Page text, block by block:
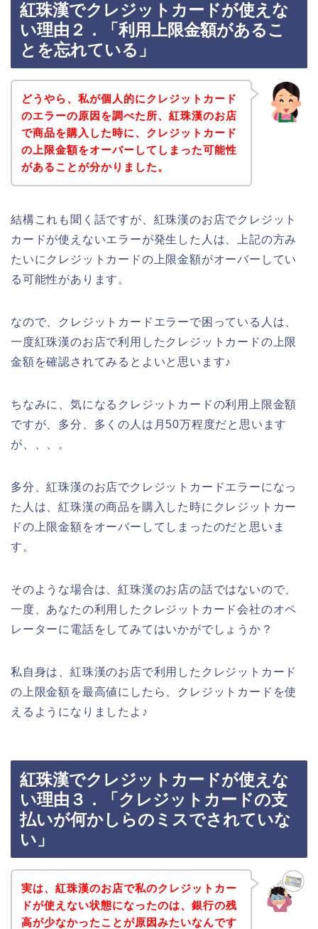
紅珠漢でクレジットカードが使えな
い理由２．「利用上限金額があるこ
とを忘れている」
どうやら、私が個人的にクレジットカード
のエラーの原因を調べた所、紅珠漢のお店
で商品を購入した時に、クレジットカード
の上限金額をオーバーしてしまった可能性
があることが分かりました。
結構これも聞く話ですが、紅珠漢のお店でクレジット
カードが使えないエラーが発生した人は、上記の方み
たいにクレジットカードの上限金額がオーバーしてい
る可能性があります。
なので、クレジットカードエラーで困っている人は、
一度紅珠漢のお店で利用したクレジットカードの上限
金額を確認されてみるとよいと思います♪
ちなみに、気になるクレジットカードの利用上限金額
ですが、多分、多くの人は月50万程度だと思います
が、、、。
多分、紅珠漢のお店でクレジットカードエラーになっ
た人は、紅珠漢の商品を購入した時にクレジットカー
ドの上限金額をオーバーしてしまったのだと思いま
す。
そのような場合は、紅珠漢のお店の話ではないので、
一度、あなたの利用したクレジットカード会社のオペ
レーターに電話をしてみてはいかがでしょうか？
私自身は、紅珠漢のお店で利用したクレジットカード
の上限金額を最高値にしたら、クレジットカードを使
えるようになりましたよ♪
紅珠漢でクレジットカードが使えな
い理由３．「クレジットカードの支
払いが何かしらのミスでされていな
い」
実は、紅珠漢のお店で私のクレジットカー
ドが使えない状態になったのは、銀行の残
高が少なかったことが原因みたいなんです